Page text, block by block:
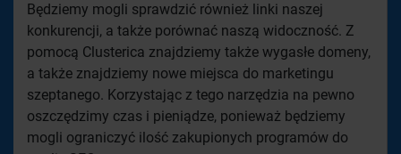
Będziemy mogli sprawdzić również linki naszej
konkurencji, a także porównać naszą widoczność. Z
pomocą Clusterica znajdziemy także wygasłe domeny,
a także znajdziemy nowe miejsca do marketingu
szeptanego. Korzystając z tego narzędzia na pewno
oszczędzimy czas i pieniądze, ponieważ będziemy
mogli ograniczyć ilość zakupionych programów do